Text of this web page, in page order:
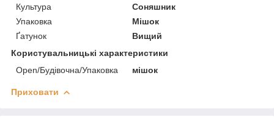
Культура
Соняшник
Упаковка
Мішок
Ґатунок
Вищий
Користувальницькі характеристики
Open/Будівочна/Упаковка
мішок
Приховати